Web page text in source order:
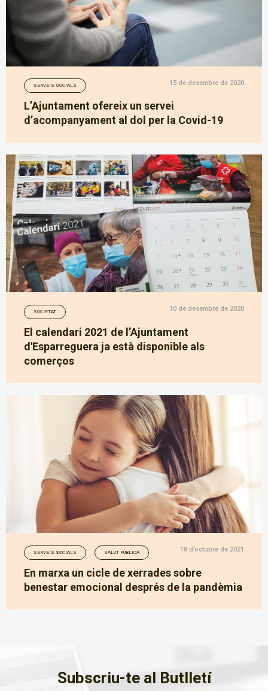
SERVEIS SOCIALS 15 de desembre de 2020
L’Ajuntament ofereix un servei
d’acompanyament al dol per la Covid-19
SOCIETAT 10 de desembre de 2020
El calendari 2021 de l’Ajuntament
d'Esparreguera ja està disponible als
comerços
SERVEIS SOCIALS SALUT PÚBLICA 18 d’octubre de 2021
En marxa un cicle de xerrades sobre
benestar emocional després de la pandèmia
Subscriu-te al Butlletí